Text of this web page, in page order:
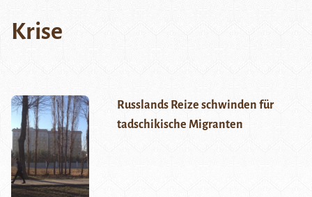
Krise
Russlands Reize schwinden für
tadschikische Migranten